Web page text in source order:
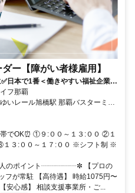
ー【障がい者様雇用】
日本で1番＜働きやすい福祉企業＞
START⭐️
フ那覇
でOK⏰ ①９:００～１３:００ ②１
１３:００～１７:００ ※シフト制 ※
のポイント┈┈┈┈┈✼ 【プロの
フが常駐 【高待遇】 時給1075円〜
安心感】 相談支援事業所・ご...